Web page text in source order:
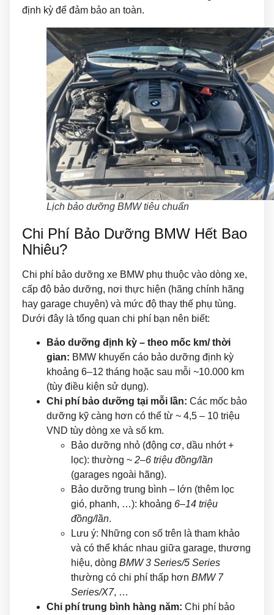
định kỳ để đảm bảo an toàn.
Lịch bảo dưỡng BMW tiêu chuẩn
Chi Phí Bảo Dưỡng BMW Hết Bao
Nhiêu?
Chi phí bảo dưỡng xe BMW phụ thuộc vào dòng xe,
cấp độ bảo dưỡng, nơi thực hiện (hãng chính hãng
hay garage chuyên) và mức độ thay thế phụ tùng.
Dưới đây là tổng quan chi phí bạn nên biết:
Bảo dưỡng định kỳ – theo mốc km/ thời
gian: BMW khuyến cáo bảo dưỡng định kỳ
khoảng 6–12 tháng hoặc sau mỗi ~10.000 km
(tùy điều kiện sử dụng).
Chi phí bảo dưỡng tại mỗi lần: Các mốc bảo
dưỡng kỹ càng hơn có thể từ ~ 4,5 – 10 triệu
VND tùy dòng xe và số km.
Bảo dưỡng nhỏ (động cơ, dầu nhớt +
lọc): thường ~ 2–6 triệu đồng/lần
(garages ngoài hãng).
Bảo dưỡng trung bình – lớn (thêm lọc
gió, phanh, …): khoảng 6–14 triệu
đồng/lần.
Lưu ý: Những con số trên là tham khảo
và có thể khác nhau giữa garage, thương
hiệu, dòng BMW 3 Series/5 Series
thường có chi phí thấp hơn BMW 7
Series/X7, …
Chi phí trung bình hàng năm: Chi phí bảo